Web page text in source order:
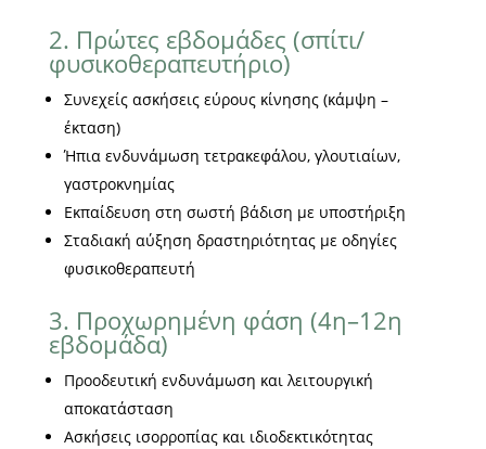
2. Πρώτες εβδομάδες (σπίτι/
φυσικοθεραπευτήριο)
Συνεχείς ασκήσεις εύρους κίνησης (κάμψη –
έκταση)
Ήπια ενδυνάμωση τετρακεφάλου, γλουτιαίων,
γαστροκνημίας
Εκπαίδευση στη σωστή βάδιση με υποστήριξη
Σταδιακή αύξηση δραστηριότητας με οδηγίες
φυσικοθεραπευτή
3. Προχωρημένη φάση (4η–12η
εβδομάδα)
Προοδευτική ενδυνάμωση και λειτουργική
αποκατάσταση
Ασκήσεις ισορροπίας και ιδιοδεκτικότητας